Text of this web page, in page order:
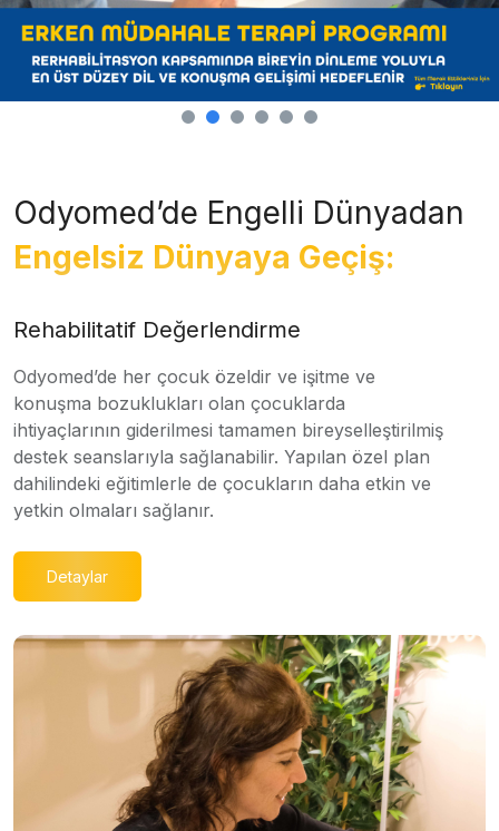
Odyomed’de Engelli Dünyadan
Engelsiz Dünyaya Geçiş:
Rehabilitatif Değerlendirme
Odyomed’de her çocuk özeldir ve işitme ve
konuşma bozuklukları olan çocuklarda
ihtiyaçlarının giderilmesi tamamen bireyselleştirilmiş
destek seanslarıyla sağlanabilir. Yapılan özel plan
dahilindeki eğitimlerle de çocukların daha etkin ve
yetkin olmaları sağlanır.
Detaylar